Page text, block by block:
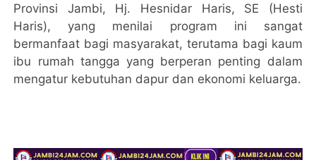
Provinsi Jambi, Hj. Hesnidar Haris, SE (Hesti
Haris), yang menilai program ini sangat
bermanfaat bagi masyarakat, terutama bagi kaum
ibu rumah tangga yang berperan penting dalam
mengatur kebutuhan dapur dan ekonomi keluarga.